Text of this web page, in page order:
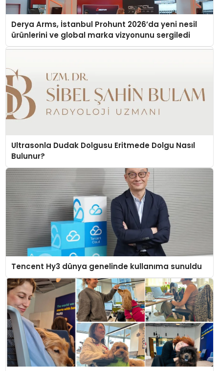
Derya Arms, İstanbul Prohunt 2026’da yeni nesil
ürünlerini ve global marka vizyonunu sergiledi
Ultrasonla Dudak Dolgusu Eritmede Dolgu Nasıl
Bulunur?
Tencent Hy3 dünya genelinde kullanıma sunuldu